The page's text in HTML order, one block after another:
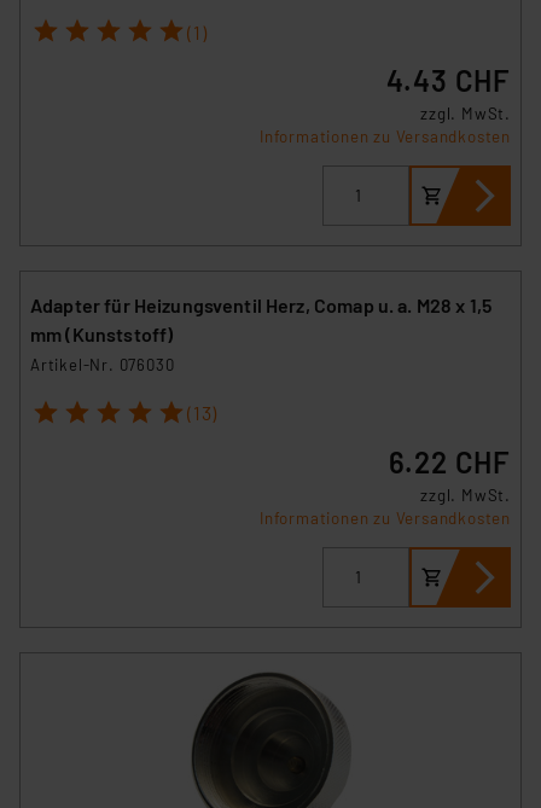
insbesondere der Art der übermittelten Daten,
Datenschutzerklärung
1 2 3 4 5 (1)
4.43 CHF
zzgl. MwSt.
Informationen zu Versandkosten
Adapter für Heizungsventil Herz, Comap u. a. M28 x 1,5
mm (Kunststoff)
Artikel-Nr. 076030
1 2 3 4 5 (13)
6.22 CHF
zzgl. MwSt.
Informationen zu Versandkosten